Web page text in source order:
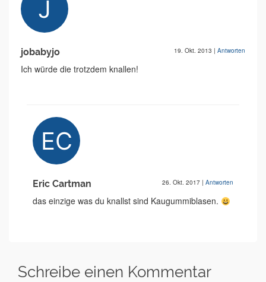
jobabyjo 19. Okt. 2013 | Antworten
Ich würde die trotzdem knallen!
Eric Cartman 26. Okt. 2017 | Antworten
das einzige was du knallst sind Kaugummiblasen.
Schreibe einen Kommentar